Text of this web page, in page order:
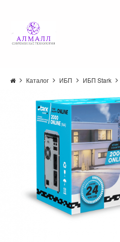
Каталог ИБП ИБП Stark